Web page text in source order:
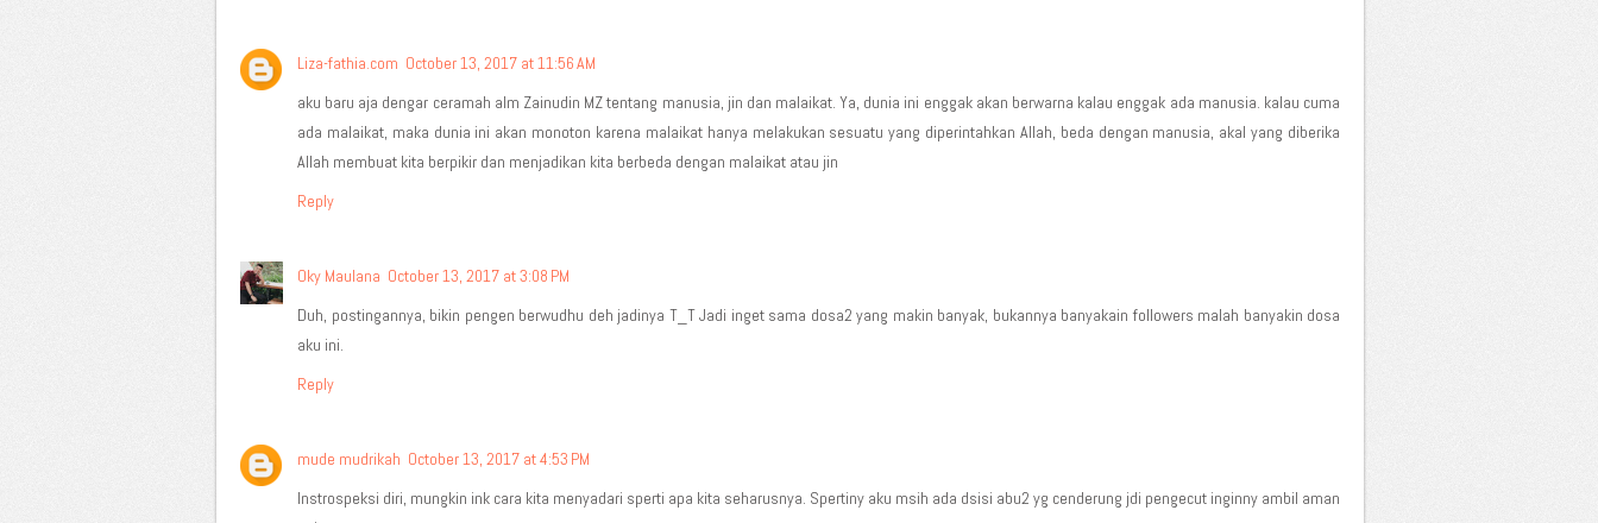
Liza-fathia.com October 13, 2017 at 11:56 AM
aku baru aja dengar ceramah alm Zainudin MZ tentang manusia, jin dan malaikat. Ya, dunia ini enggak akan berwarna kalau enggak ada manusia. kalau cuma
ada malaikat, maka dunia ini akan monoton karena malaikat hanya melakukan sesuatu yang diperintahkan Allah, beda dengan manusia, akal yang diberika
Allah membuat kita berpikir dan menjadikan kita berbeda dengan malaikat atau jin
Reply
Oky Maulana October 13, 2017 at 3:08 PM
Duh, postingannya, bikin pengen berwudhu deh jadinya T_T Jadi inget sama dosa2 yang makin banyak, bukannya banyakain followers malah banyakin dosa
aku ini.
Reply
mude mudrikah October 13, 2017 at 4:53 PM
Instrospeksi diri, mungkin ink cara kita menyadari sperti apa kita seharusnya. Spertiny aku msih ada dsisi abu2 yg cenderung jdi pengecut inginny ambil aman